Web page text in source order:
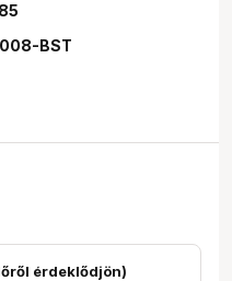
BST
érdeklődjön)